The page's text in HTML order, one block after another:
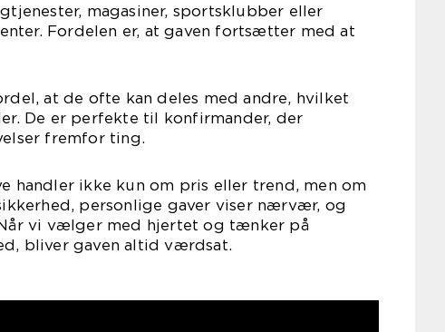
magasiner, sportsklubber eller
Fordelen er, at gaven fortsætter med at
at de ofte kan deles med andre, hvilket
De er perfekte til konfirmander, der
fremfor ting.
handler ikke kun om pris eller trend, men om
personlige gaver viser nærvær, og
vi vælger med hjertet og tænker på
bliver gaven altid værdsat.